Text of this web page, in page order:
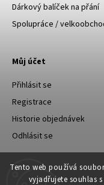
Tento web používá
vyjadřujete souhlas
Dárkový balíček na přání
Spolupráce /
Můj účet
Přihlásit se
Registrace
Historie objednávek
Odhlásit se